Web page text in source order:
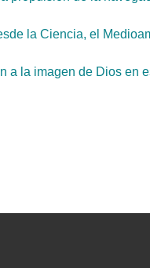
la Ciencia, el
a la imagen de Dios en